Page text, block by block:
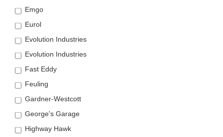
Emgo
Eurol
Evolution Industries
Evolution Industries
Fast Eddy
Feuling
Gardner-Westcott
George's Garage
Highway Hawk